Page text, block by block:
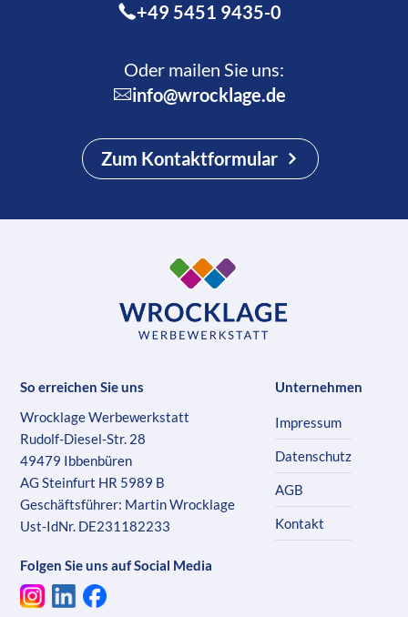
+49 5451 9435-0
Oder mailen Sie uns:
info@wrocklage.de
Zum Kontaktformular
So erreichen Sie uns
Wrocklage Werbewerkstatt
Rudolf-Diesel-Str. 28
49479 Ibbenbüren
AG Steinfurt HR 5989 B
Geschäftsführer: Martin Wrocklage
Ust-IdNr. DE231182233
Folgen Sie uns auf Social Media
Unternehmen
Impressum
Datenschutz
AGB
Kontakt